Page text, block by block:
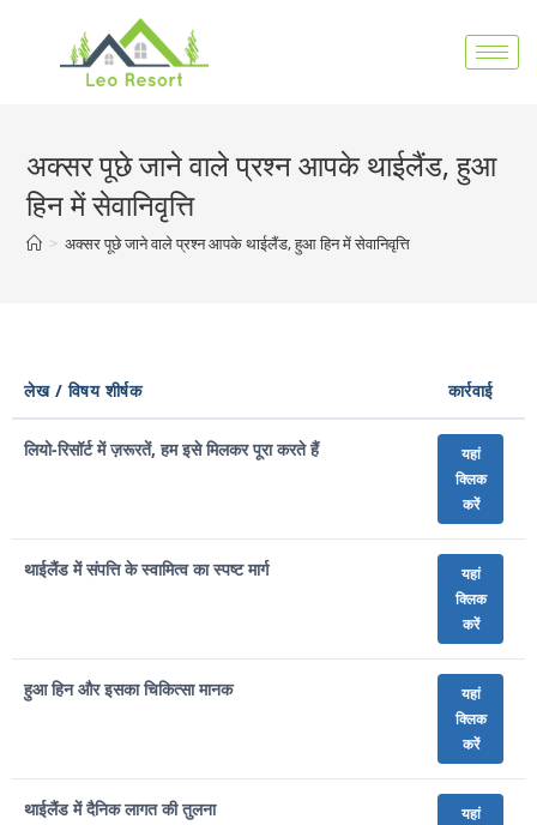
अक्सर पूछे जाने वाले प्रश्न आपके थाईलैंड, हुआ
हिन में सेवानिवृत्ति
> अक्सर पूछे जाने वाले प्रश्न आपके थाईलैंड, हुआ हिन में सेवानिवृत्ति
लेख / विषय शीर्षक कार्रवाई
लियो-रिसॉर्ट में ज़रूरतें, हम इसे मिलकर पूरा करते हैं
यहां
क्लिक
करें
थाईलैंड में संपत्ति के स्वामित्व का स्पष्ट मार्ग
यहां
क्लिक
करें
हुआ हिन और इसका चिकित्सा मानक
यहां
क्लिक
करें
थाईलैंड में दैनिक लागत की तुलना
यहां